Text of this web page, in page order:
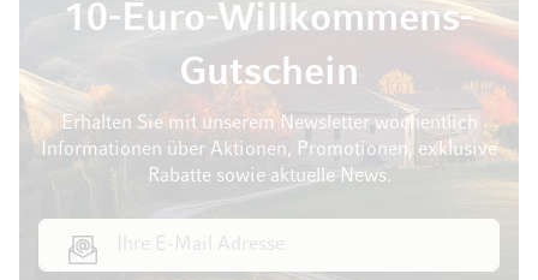
10-Euro-Willkommens-
Gutschein
Erhalten Sie mit unserem Newsletter wöchentlich
Informationen über Aktionen, Promotionen, exklusive
Rabatte sowie aktuelle News.